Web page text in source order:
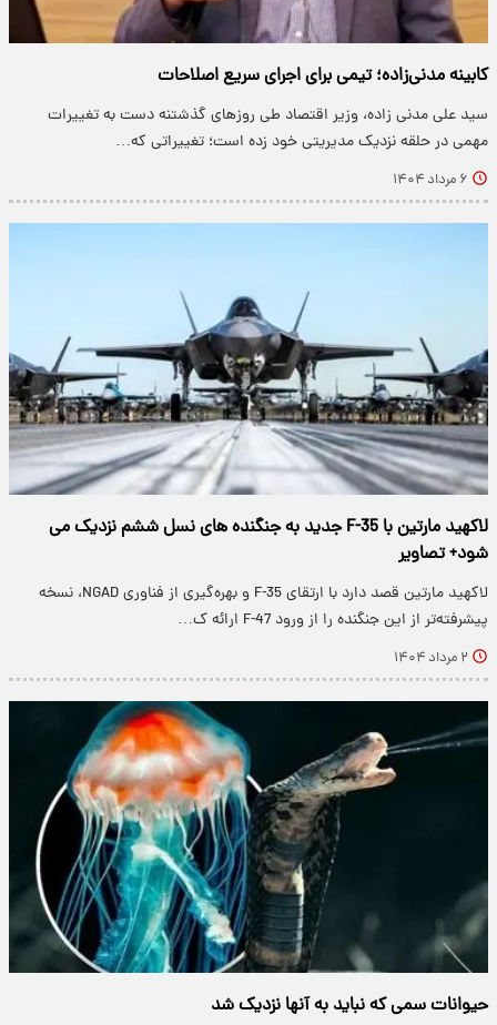
کابینه مدنی‌زاده؛ تیمی برای اجرای سریع اصلاحات
سید علی مدنی زاده، وزیر اقتصاد طی روزهای گذشتنه دست به تغییرات
مهمی در حلقه نزدیک مدیریتی خود زده است؛ تغییراتی که…
۶ مرداد ۱۴۰۴
لاکهید مارتین با F-35 جدید به جنگنده های نسل ششم نزدیک می
شود+ تصاویر
لاکهید مارتین قصد دارد با ارتقای F-35 و بهره‌گیری از فناوری NGAD، نسخه
پیشرفته‌تر از این جنگنده را از ورود F-47 ارائه ک…
۲ مرداد ۱۴۰۴
حیوانات سمی که نباید به آنها نزدیک شد